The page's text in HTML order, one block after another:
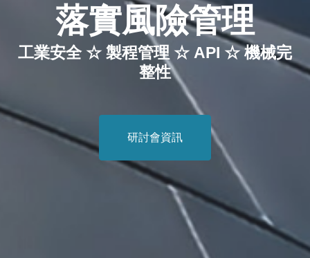
落實風險管理
工業安全 ☆ 製程管理 ☆ API ☆ 機械完
整性
研討會資訊